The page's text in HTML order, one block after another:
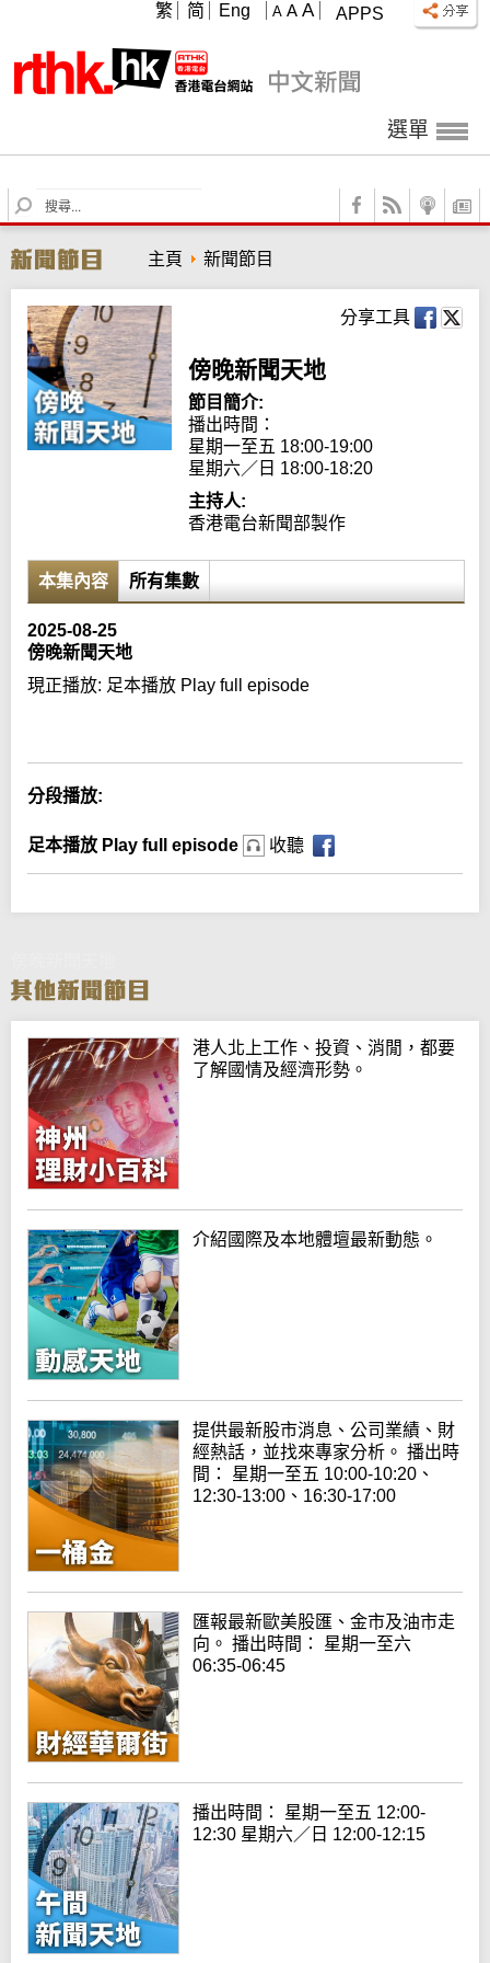
APPS
A A A
繁 简 Eng
選單
S
e
r
c
h
主頁 新聞節目
分享工具
傍晚新聞天地
節目簡介:
播出時間：
星期一至五 18:00-19:00
星期六／日 18:00-18:20
主持人:
香港電台新聞部製作
本集內容 所有集數
2025-08-25
傍晚新聞天地
現正播放: 足本播放 Play full episode
分段播放:
足本播放 Play full episode 收聽
港人北上工作、投資、消閒，都要
了解國情及經濟形勢。
介紹國際及本地體壇最新動態。
提供最新股市消息、公司業績、財
經熱話，並找來專家分析。 播出時
間： 星期一至五 10:00-10:20、
12:30-13:00、16:30-17:00
匯報最新歐美股匯、金市及油市走
向。 播出時間： 星期一至六
06:35-06:45
播出時間： 星期一至五 12:00-
12:30 星期六／日 12:00-12:15